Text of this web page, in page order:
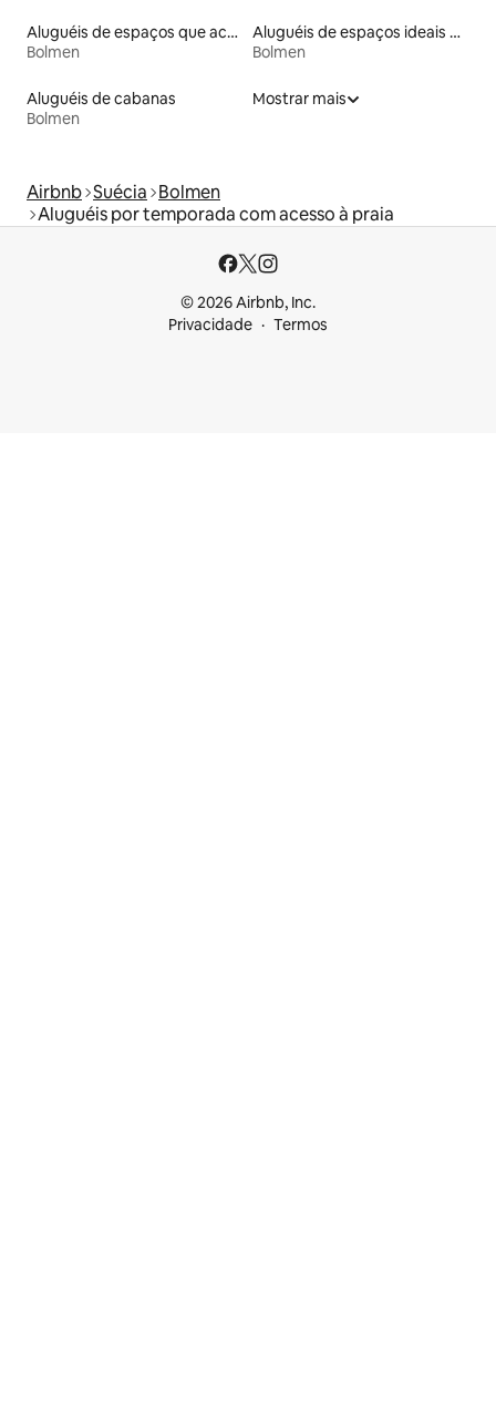
Aluguéis de espaços que aceitam animais de estimação
Bolmen
Aluguéis de espaços ideais para famílias
Bolmen
Aluguéis de cabanas
Bolmen
Mostrar mais
Airbnb Suécia Bolmen
Aluguéis por temporada com acesso à praia
© 2026 Airbnb, Inc.
Privacidade
Termos